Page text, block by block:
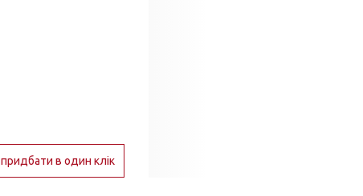
придбати в один клік